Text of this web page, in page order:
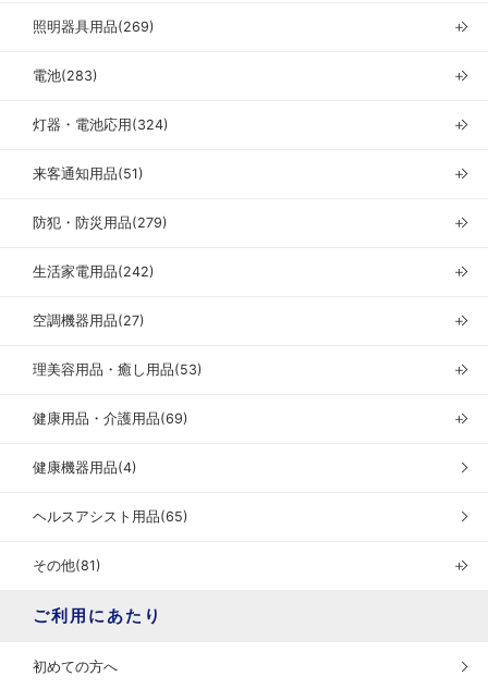
照明器具用品(269) ＋
電池(283) ＋
灯器・電池応用(324) ＋
来客通知用品(51) ＋
防犯・防災用品(279) ＋
生活家電用品(242) ＋
空調機器用品(27) ＋
理美容用品・癒し用品(53) ＋
健康用品・介護用品(69) ＋
健康機器用品(4)
ヘルスアシスト用品(65)
その他(81) ＋
ご利用にあたり
初めての方へ